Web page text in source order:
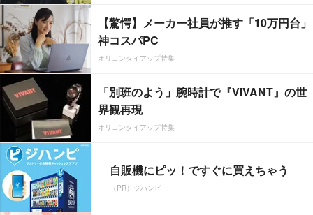
【驚愕】メーカー社員が推す「10万円台」
神コスパPC
オリコンタイアップ特集
「別班のよう」腕時計で『VIVANT』の世
界観再現
オリコンタイアップ特集
自販機にピッ！ですぐに買えちゃう
（PR）ジハンピ